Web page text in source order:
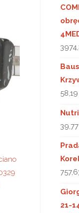
58,19
39,77
21-